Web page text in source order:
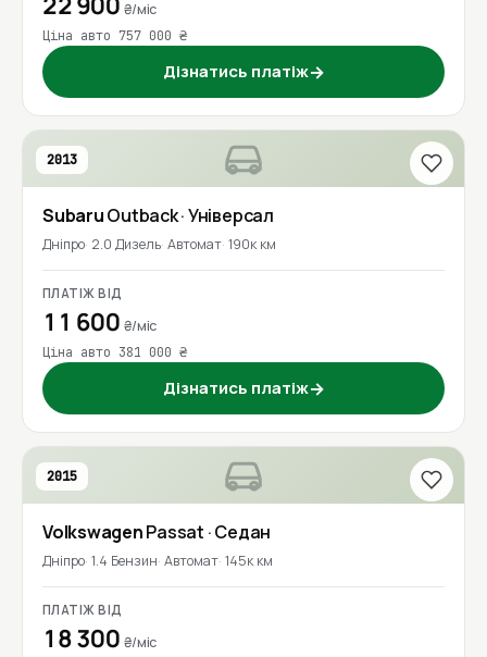
₴/міс
Ціна авто 757 000 ₴
Дізнатись платіж→
2013
SubaruOutback· Універсал
Дніпро 2.0 Дизель Автомат 190к км
ПЛАТІЖ ВІД
11 600 ₴/міс
Ціна авто 381 000 ₴
Дізнатись платіж→
2015
VolkswagenPassat · Седан
Дніпро 1.4 Бензин Автомат 145к км
ПЛАТІЖ ВІД
18 300 ₴/міс